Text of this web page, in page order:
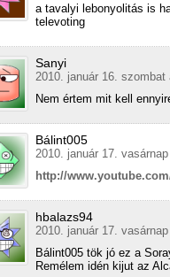
a tavalyi lebonyolitás is
televoting
Sanyi
2010. január 16. szombat
Nem értem mit kell
Bálint005
2010. január 17.
http://
hbalazs94
2010. január 17.
Bálint005 tök jó ez a
Remélem idén kijut az